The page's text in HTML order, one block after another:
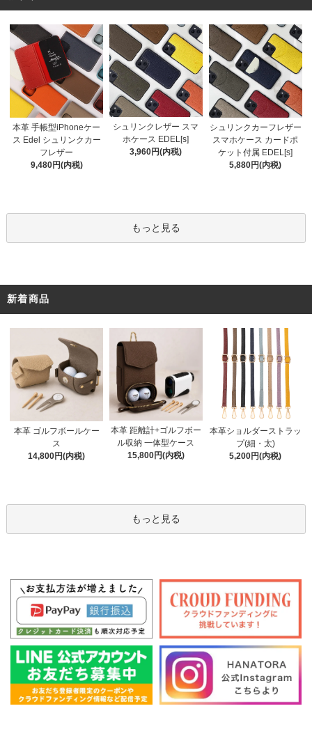
本革 手帳型iPhoneケー
ス Edel シュリンクカー
フレザー
9,480円(内税)
シュリンクレザー スマ
ホケース EDEL[s]
3,960円(内税)
シュリンクカーフレザー
スマホケース カードポ
ケット付属 EDEL[s]
5,880円(内税)
もっと見る
新着商品
本革 ゴルフボールケー
ス
14,800円(内税)
本革 距離計+ゴルフボー
ル収納 一体型ケース
15,800円(内税)
本革ショルダーストラッ
プ(細・太)
5,200円(内税)
もっと見る